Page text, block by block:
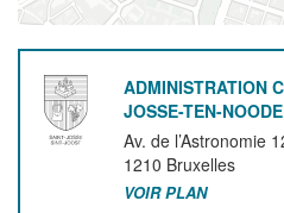
ADMINISTRATION
JOSSE-TEN-NOODE
Av. de l’Astronomie
1210 Bruxelles
VOIR PLAN